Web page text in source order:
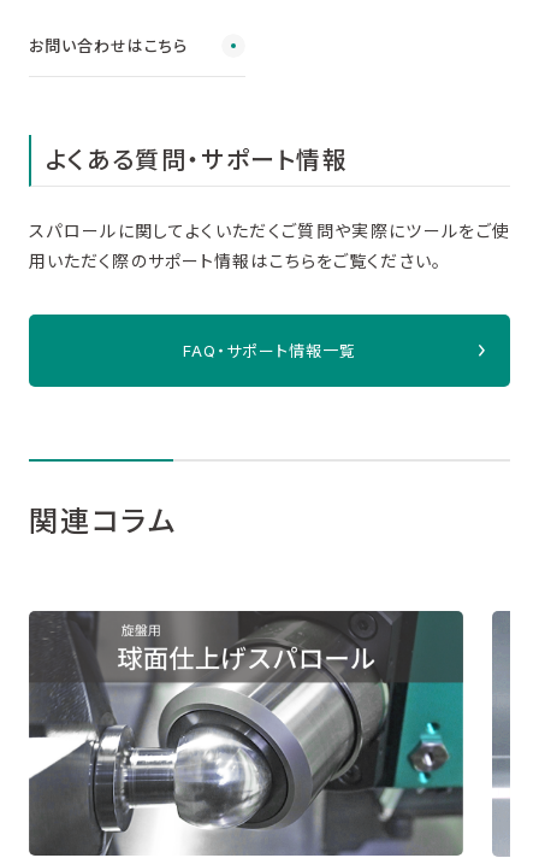
お問い合わせはこちら
よくある質問・サポート情報
スパロールに関してよくいただくご質問や実際にツールをご使
用いただく際のサポート情報はこちらをご覧ください。
FAQ・サポート情報一覧
関連コラム